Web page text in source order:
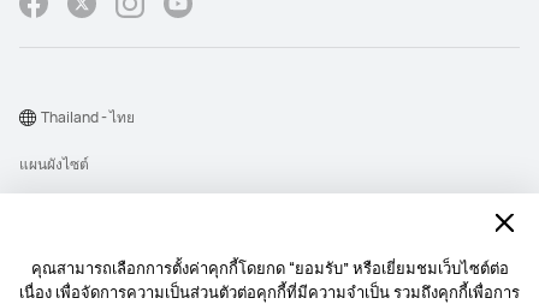
คุณสามารถเลือกการตั้งค่าคุกกี้โดยกด “ยอมรับ” หรือเยี่ยมชมเว็บไซต์ต่อ
เนื่อง เพื่อจัดการความเป็นส่วนตัวต่อคุกกี้ที่มีความจำเป็น รวมถึงคุกกี้เพื่อการ
แผนผังไซต์
Cookie
Thailand - ไทย